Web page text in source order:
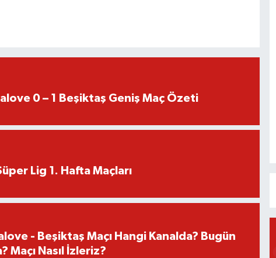
0 – 1 Beşiktaş Geniş Maç Özeti
Lig 1. Hafta Maçları
- Beşiktaş Maçı Hangi Kanalda? Bugün
Maçı Nasıl İzleriz?